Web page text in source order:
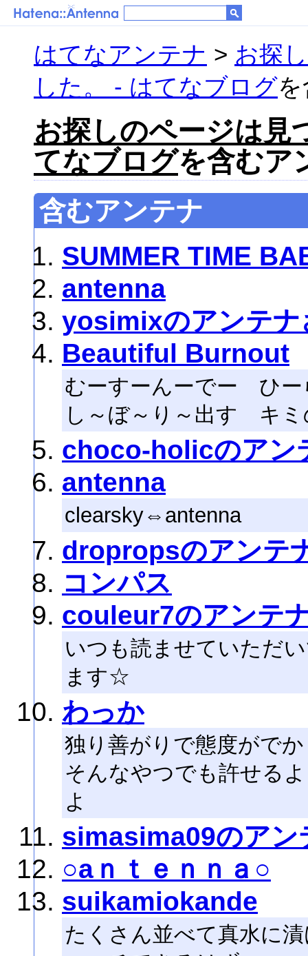
はてなアンテナ > お探
した。 - はてなブログ
お探しのページは見
てなブログを含むア
含むアンテナ
SUMMER TIME
antenna
yosimixのアンテナ
Beautiful Burnout
むーすーんーでー ひー
し～ぼ～り～出す キミ
choco-holicのアン
antenna
clearsky⇔antenna
dropropsのアンテ
コンパス
couleur7のアンテ
いつも読ませていただ
ます☆
わっか
独り善がりで態度がで
そんなやつでも許せる
よ
simasima09のアン
○aｎｔｅｎｎａ○
suikamiokande
たくさん並べて真水に